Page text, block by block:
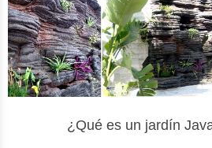
¿Qué es un jardín